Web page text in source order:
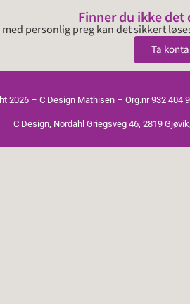
Finner du ikke det
personlig preg kan det sikkert
Ta
2026 – C Design Mathisen – Org.nr 932 404
C Design, Nordahl Griegsveg 46, 2819